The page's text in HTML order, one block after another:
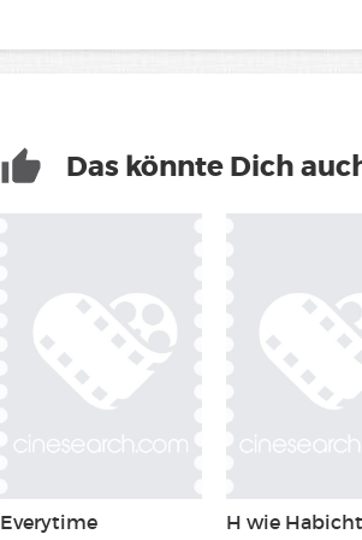
Das könnte Dich
Everytime H wie Habicht